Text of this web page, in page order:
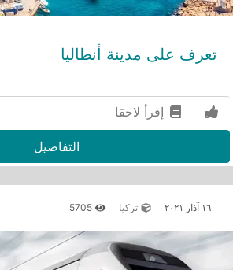
تعرف على مدينة أنطاليا
إقرأ لاحقا
التفاصيل
١٦ آذار ٢٠٢١ تركيا